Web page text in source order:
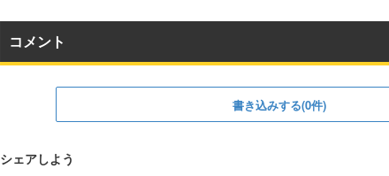
コメント
書き込みする(0件)
シェアしよう